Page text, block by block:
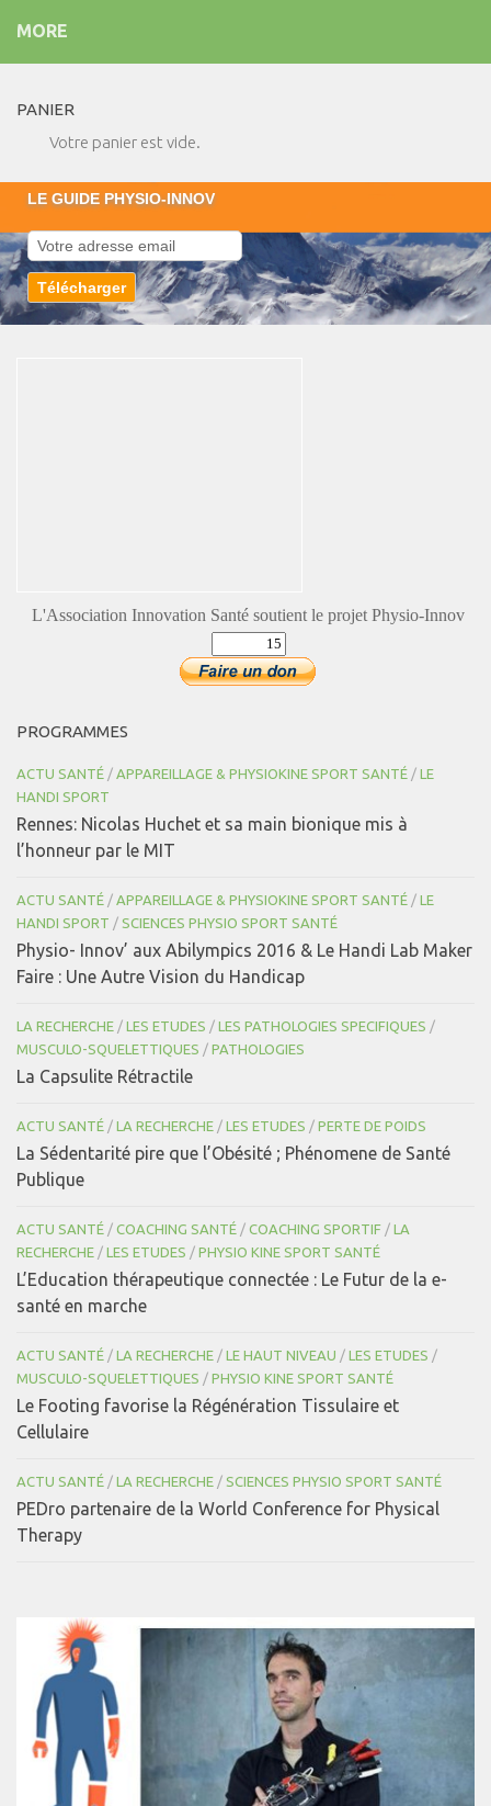
MORE
PANIER
Votre panier est vide.
LE GUIDE PHYSIO-INNOV
L'Association Innovation Santé soutient le projet Physio-Innov
PROGRAMMES
ACTU SANTÉ / APPAREILLAGE & PHYSIOKINE SPORT SANTÉ / LE
HANDI SPORT
Rennes: Nicolas Huchet et sa main bionique mis à
l’honneur par le MIT
ACTU SANTÉ / APPAREILLAGE & PHYSIOKINE SPORT SANTÉ / LE
HANDI SPORT / SCIENCES PHYSIO SPORT SANTÉ
Physio- Innov’ aux Abilympics 2016 & Le Handi Lab Maker
Faire : Une Autre Vision du Handicap
LA RECHERCHE / LES ETUDES / LES PATHOLOGIES SPECIFIQUES /
MUSCULO-SQUELETTIQUES / PATHOLOGIES
La Capsulite Rétractile
ACTU SANTÉ / LA RECHERCHE / LES ETUDES / PERTE DE POIDS
La Sédentarité pire que l’Obésité ; Phénomene de Santé
Publique
ACTU SANTÉ / COACHING SANTÉ / COACHING SPORTIF / LA
RECHERCHE / LES ETUDES / PHYSIO KINE SPORT SANTÉ
L’Education thérapeutique connectée : Le Futur de la e-
santé en marche
ACTU SANTÉ / LA RECHERCHE / LE HAUT NIVEAU / LES ETUDES /
MUSCULO-SQUELETTIQUES / PHYSIO KINE SPORT SANTÉ
Le Footing favorise la Régénération Tissulaire et
Cellulaire
ACTU SANTÉ / LA RECHERCHE / SCIENCES PHYSIO SPORT SANTÉ
PEDro partenaire de la World Conference for Physical
Therapy